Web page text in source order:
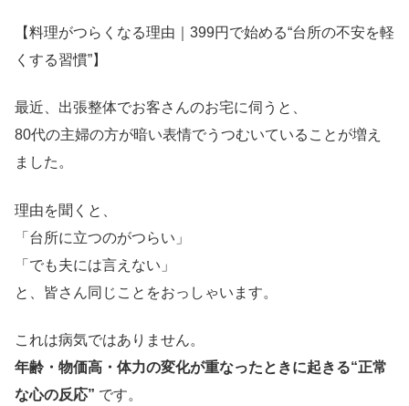
【料理がつらくなる理由｜399円で始める“台所の不安を軽
くする習慣”】
最近、出張整体でお客さんのお宅に伺うと、
80代の主婦の方が暗い表情でうつむいていることが増え
ました。
理由を聞くと、
「台所に立つのがつらい」
「でも夫には言えない」
と、皆さん同じことをおっしゃいます。
これは病気ではありません。
年齢・物価高・体力の変化が重なったときに起きる“正常
な心の反応” です。